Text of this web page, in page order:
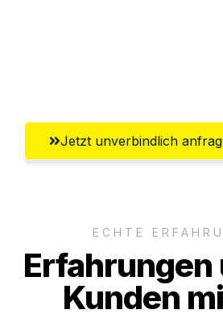
Jetzt unverbindlich
ECHTE
Erfahrungen
Kunden